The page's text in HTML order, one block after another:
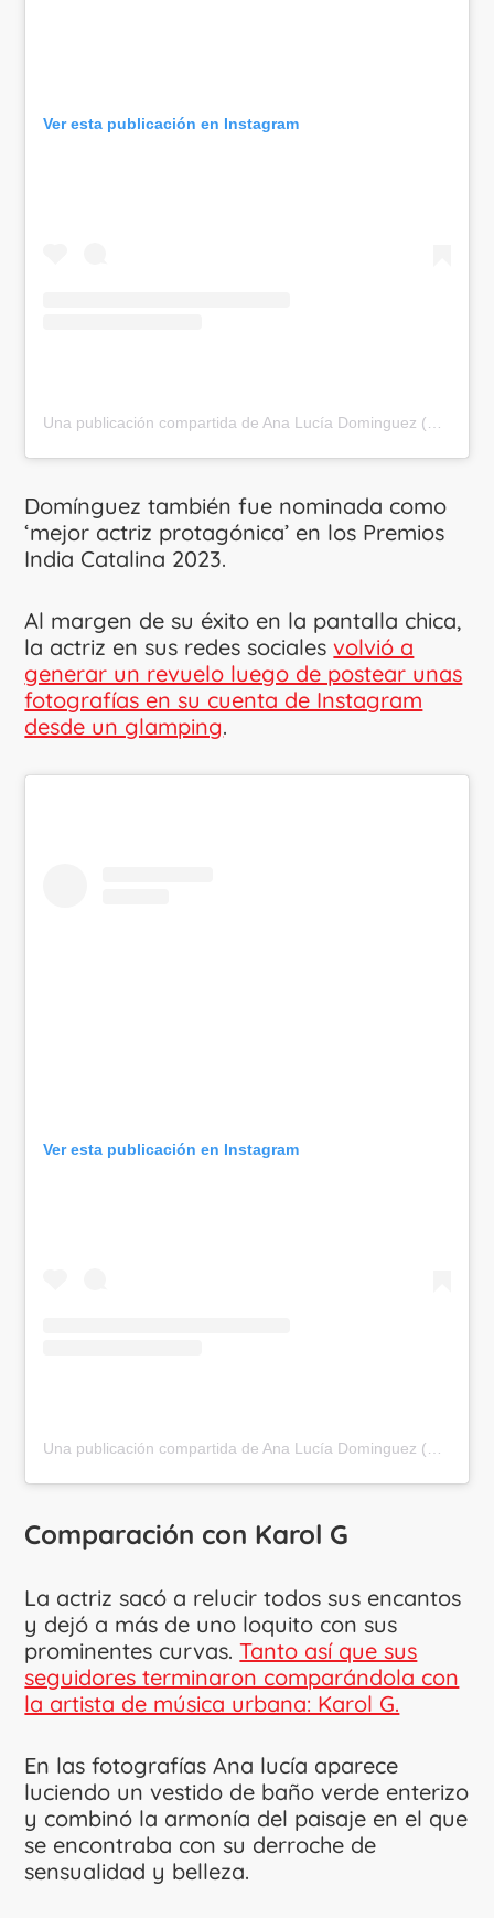
Ver esta publicación en Instagram
Domínguez también fue nominada como
‘mejor actriz protagónica’ en los Premios
India Catalina 2023.
Al margen de su éxito en la pantalla chica,
la actriz en sus redes socialesvolvió a
generar un revuelo luego de postear unas
fotografías en su cuenta de Instagram
desde un glamping.
Ver esta publicación en Instagram
Comparación con Karol G
La actriz sacó a relucir todos sus encantos
y dejó a más de uno loquito con sus
prominentes curvas.Tanto así que sus
seguidores terminaron comparándola con
la artista de música urbana: Karol G.
En las fotografías Ana lucía aparece
luciendo un vestido de baño verde enterizo
y combinó la armonía del paisaje en el que
se encontraba con su derroche de
sensualidad y belleza.